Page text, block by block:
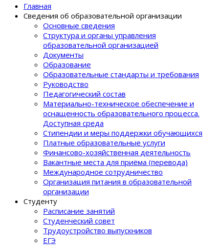
Главная
Сведения об образовательной организации
Основные сведения
Структура и органы управления
образовательной организацией
Документы
Образование
Образовательные стандарты и требования
Руководство
Педагогический состав
Материально-техническое обеспечение и
оснащенность образовательного процеcса.
Доступная среда
Стипендии и меры поддержки обучающихся
Платные образовательные услуги
Финансово-хозяйственная деятельность
Вакантные места для приёма (перевода)
Международное сотрудничество
Организация питания в образовательной
организации
Студенту
Расписание занятий
Студенческий совет
Трудоустройство выпускников
ЕГЭ